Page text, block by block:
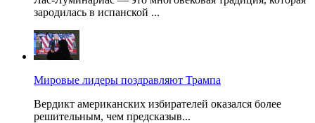
зародилась в испанской ...
Мировые лидеры поздравляют Трампа
Вердикт американских избирателей оказался более
решительным, чем предсказыв...